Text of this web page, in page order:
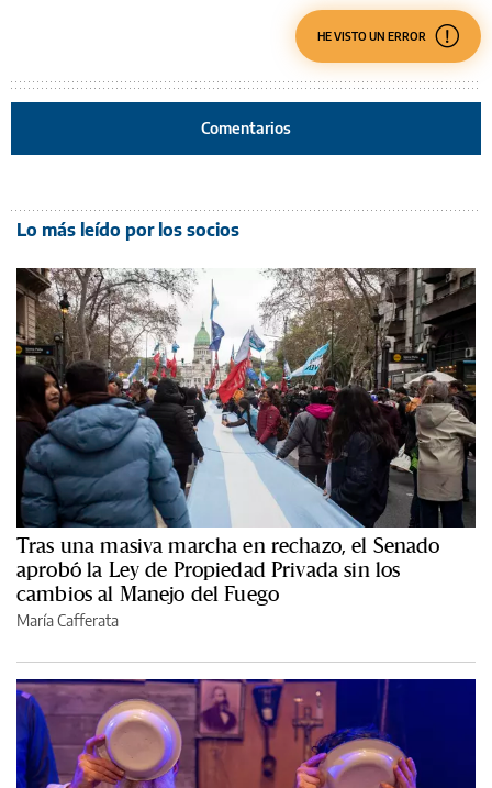
HE VISTO UN ERROR
Comentarios
Lo más leído por los socios
Tras una masiva marcha en rechazo, el Senado
aprobó la Ley de Propiedad Privada sin los
cambios al Manejo del Fuego
María Cafferata